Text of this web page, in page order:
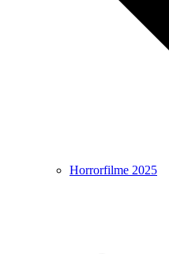
Horrorfilme 2025